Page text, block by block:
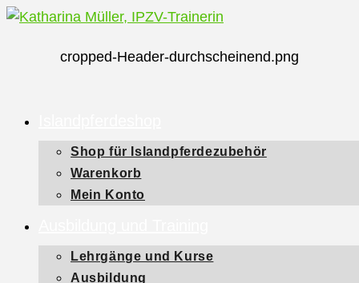
Zum
springencropped-Header-durchscheinend.png
Shop für Islandpferdezubehör
Warenkorb
Mein Konto
Lehrgänge und Kurse
Ausbildung